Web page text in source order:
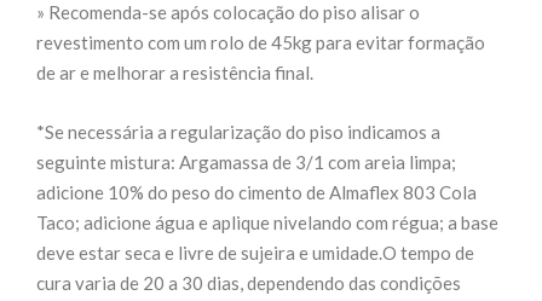
» Recomenda-se após colocação do piso alisar o
revestimento com um rolo de 45kg para evitar formação
de ar e melhorar a resistência final.
*Se necessária a regularização do piso indicamos a
seguinte mistura: Argamassa de 3/1 com areia limpa;
adicione 10% do peso do cimento de Almaflex 803 Cola
Taco; adicione água e aplique nivelando com régua; a base
deve estar seca e livre de sujeira e umidade.O tempo de
cura varia de 20 a 30 dias, dependendo das condições